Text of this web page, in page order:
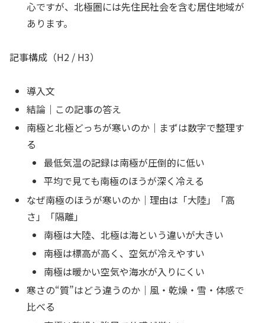
心ですが、北極圏には先住民社会を含む居住地域が
あります。
記事構成（H2 / H3）
導入文
結論｜この記事の答え
南極と北極どっちが寒いのか｜まずは数字で整理す
る
最低気温の記録は南極が圧倒的に低い
平均で見ても南極のほうが深く冷える
なぜ南極のほうが寒いのか｜理由は「大陸」「高
さ」「隔離」
南極は大陸、北極は海という違いが大きい
南極は標高が高く、空気が冷えやすい
南極は暖かい空気や海水が入りにくい
寒さの“質”はどう違うのか｜風・乾燥・雪・体感で
比べる